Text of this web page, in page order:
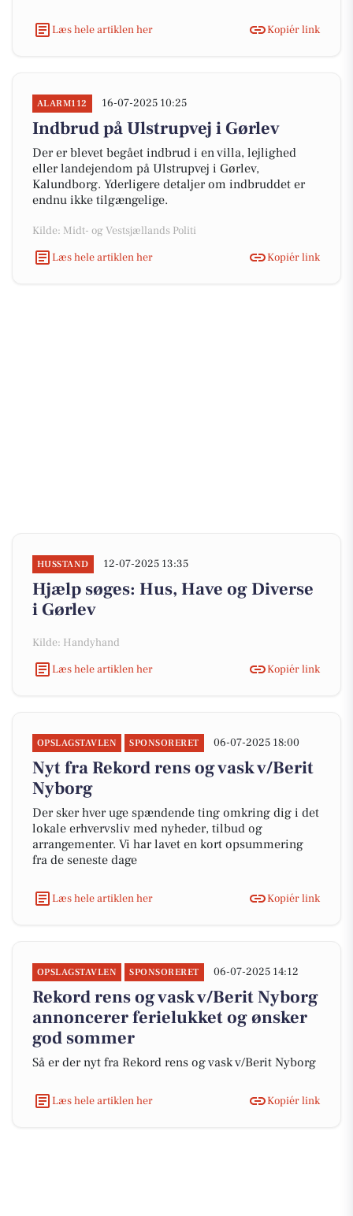
Læs hele artiklen her Kopiér link
ALARM112 16-07-2025 10:25
Indbrud på Ulstrupvej i Gørlev
Der er blevet begået indbrud i en villa, lejlighed
eller landejendom på Ulstrupvej i Gørlev,
Kalundborg. Yderligere detaljer om indbruddet er
endnu ikke tilgængelige.
Kilde: Midt- og Vestsjællands Politi
Læs hele artiklen her
Kopiér link
HUSSTAND 12-07-2025 13:35
Hjælp søges: Hus, Have og Diverse
i Gørlev
Kilde: Handyhand
Læs hele artiklen her
Kopiér link
OPSLAGSTAVLEN SPONSORERET 06-07-2025 18:00
Nyt fra Rekord rens og vask v/Berit
Nyborg
Der sker hver uge spændende ting omkring dig i det
lokale erhvervsliv med nyheder, tilbud og
arrangementer. Vi har lavet en kort opsummering
fra de seneste dage
Læs hele artiklen her Kopiér link
OPSLAGSTAVLEN SPONSORERET 06-07-2025 14:12
Rekord rens og vask v/Berit Nyborg
annoncerer ferielukket og ønsker
god sommer
Så er der nyt fra Rekord rens og vask v/Berit Nyborg
Læs hele artiklen her Kopiér link